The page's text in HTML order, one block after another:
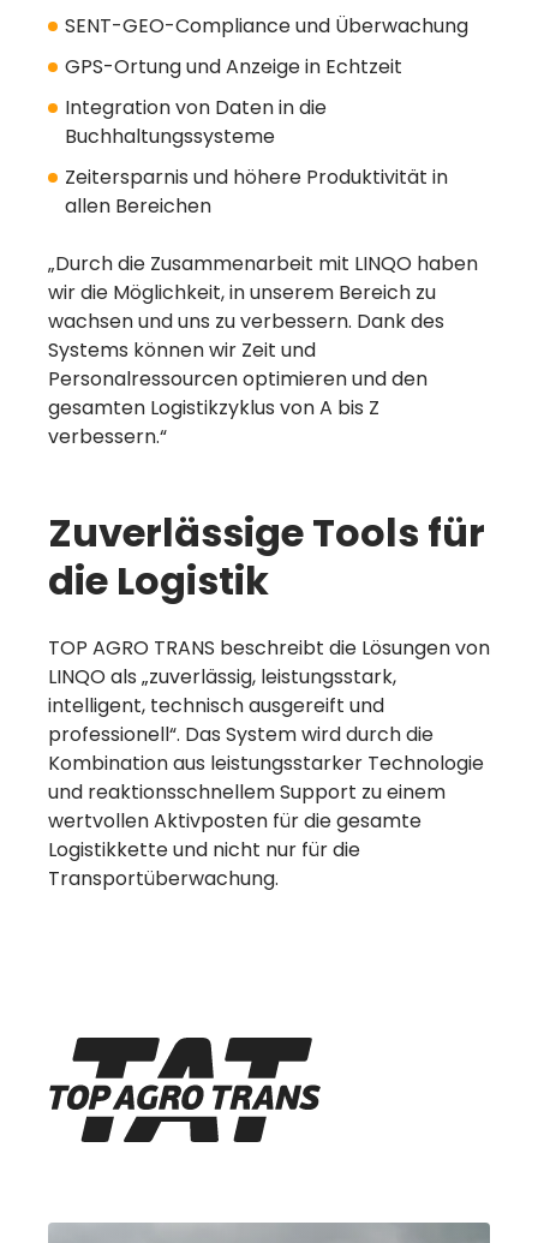
SENT-GEO-Compliance und Überwachung
GPS-Ortung und Anzeige in Echtzeit
Integration von Daten in die
Buchhaltungssysteme
Zeitersparnis und höhere Produktivität in
allen Bereichen
„Durch die Zusammenarbeit mit LINQO haben
wir die Möglichkeit, in unserem Bereich zu
wachsen und uns zu verbessern. Dank des
Systems können wir Zeit und
Personalressourcen optimieren und den
gesamten Logistikzyklus von A bis Z
verbessern.“
Zuverlässige Tools für
die Logistik
TOP AGRO TRANS beschreibt die Lösungen von
LINQO als „zuverlässig, leistungsstark,
intelligent, technisch ausgereift und
professionell“. Das System wird durch die
Kombination aus leistungsstarker Technologie
und reaktionsschnellem Support zu einem
wertvollen Aktivposten für die gesamte
Logistikkette und nicht nur für die
Transportüberwachung.
Empfehlung = ein
Gratismonat
Mehr erfahren